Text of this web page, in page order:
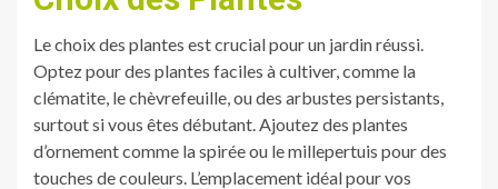
Le choix des plantes est crucial pour un jardin réussi.
Optez pour des plantes faciles à cultiver, comme la
clématite, le chèvrefeuille, ou des arbustes persistants,
surtout si vous êtes débutant. Ajoutez des plantes
d’ornement comme la spirée ou le millepertuis pour des
touches de couleurs. L’emplacement idéal pour vos